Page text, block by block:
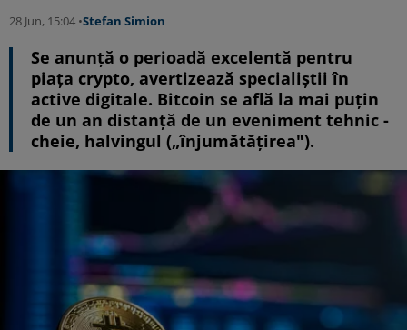
28 Jun, 15:04 •Stefan Simion
Se anunță o perioadă excelentă pentru
piața crypto, avertizează specialiștii în
active digitale. Bitcoin se află la mai puțin
de un an distanță de un eveniment tehnic -
cheie, halvingul („înjumătățirea").